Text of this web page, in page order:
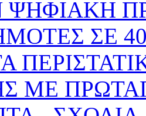
ΣΕ
ΜΕ